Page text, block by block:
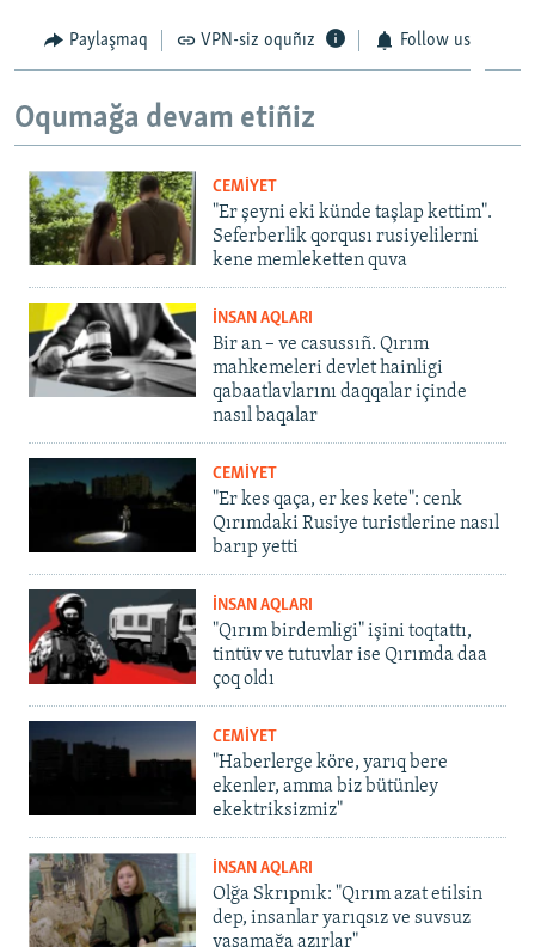
Paylaşmaq VPN-siz oquñız Follow us
Oqumağa devam etiñiz
CEMİYET
"Er şeyni eki künde taşlap kettim".
Seferberlik qorqusı rusiyelilerni
kene memleketten quva
İNSAN AQLARI
Bir an – ve casussıñ. Qırım
mahkemeleri devlet hainligi
qabaatlavlarını daqqalar içinde
nasıl baqalar
CEMİYET
"Er kes qaça, er kes kete": cenk
Qırımdaki Rusiye turistlerine nasıl
barıp yetti
İNSAN AQLARI
"Qırım birdemligi" işini toqtattı,
tintüv ve tutuvlar ise Qırımda daa
çoq oldı
CEMİYET
"Haberlerge köre, yarıq bere
ekenler, amma biz bütünley
ekektriksizmiz"
İNSAN AQLARI
Olğa Skrıpnık: "Qırım azat etilsin
dep, insanlar yarıqsız ve suvsuz
yaşamağa azırlar"